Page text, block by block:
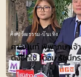
ศิลปวัฒธรรม-บันเทิง
ศาลนนท์ พิพากษาเจ้
ดังชดใช้ ”ต้อม รัชนีก